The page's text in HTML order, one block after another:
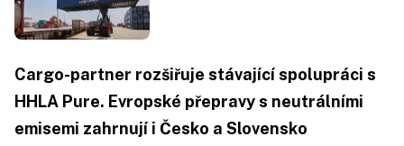
Cargo-partner rozšiřuje stávající spolupráci s
HHLA Pure. Evropské přepravy s neutrálními
emisemi zahrnují i Česko a Slovensko